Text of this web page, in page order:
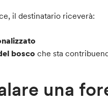
il destinatario riceverà:
bosco che sta
una